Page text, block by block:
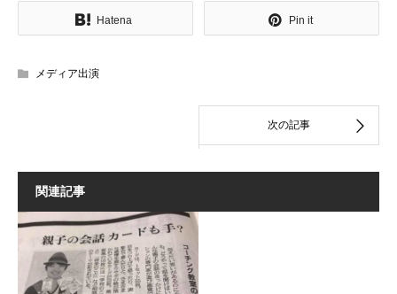
Hatena Pin it
メディア出演
関連記事